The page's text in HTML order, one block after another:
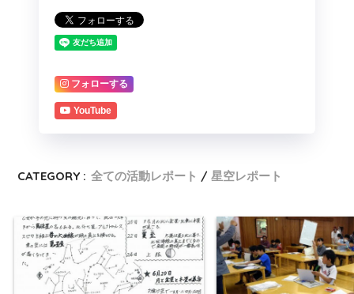
フォローする
YouTube
CATEGORY : 全ての活動レポート 星空レポート